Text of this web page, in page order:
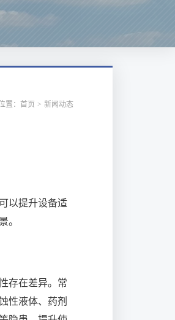
置：首页 > 新闻动态
以提升设备适
。
存在差异。常
性液体、药剂